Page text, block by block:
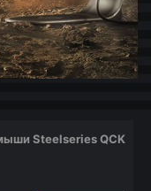
Steelseries QCK